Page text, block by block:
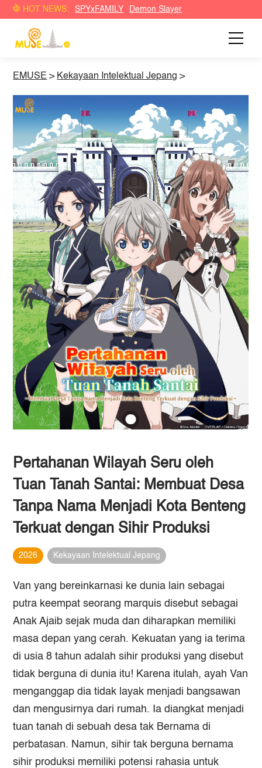
HOT NEWS: SPYxFAMILY Demon Slayer
EMUSE > Kekayaan Intelektual Jepang >
Pertahanan Wilayah Seru oleh
Tuan Tanah Santai: Membuat Desa
Tanpa Nama Menjadi Kota Benteng
Terkuat dengan Sihir Produksi
2026 Kekayaan Intelektual Jepang
Van yang bereinkarnasi ke dunia lain sebagai
putra keempat seorang marquis disebut sebagai
Anak Ajaib sejak muda dan diharapkan memiliki
masa depan yang cerah. Kekuatan yang ia terima
di usia 8 tahun adalah sihir produksi yang disebut
tidak berguna di dunia itu! Karena itulah, ayah Van
menganggap dia tidak layak menjadi bangsawan
dan mengusirnya dari rumah. Ia diangkat menjadi
tuan tanah di sebuah desa tak Bernama di
perbatasan. Namun, sihir tak berguna bernama
sihir produksi memiliki potensi rahasia untuk